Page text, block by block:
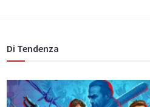
Di Tendenza